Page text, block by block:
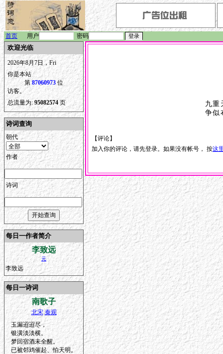
首页 用户 密码
欢迎光临
2026年8月7日，Fri
你是本站
第87060973位
访客。
总流量为:95082574 页
诗词查询
朝代
作者
诗词
每日一作者简介
李致远
元
李致远
每日一诗词
南歌子
北宋.秦观
玉漏迢迢尽，
银潢淡淡横。
梦回宿酒未全醒。
已被邻鸡催起、怕天明。
九重
争似
【评论】
加入你的评论，请先登录。如果没有帐号， 按这